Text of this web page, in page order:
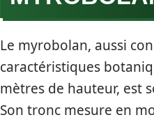
Le myrobolan, aussi
caractéristiques
mètres de hauteur, est
Son tronc mesure en